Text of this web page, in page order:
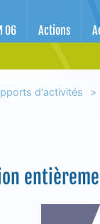
06 Actions
d'activités